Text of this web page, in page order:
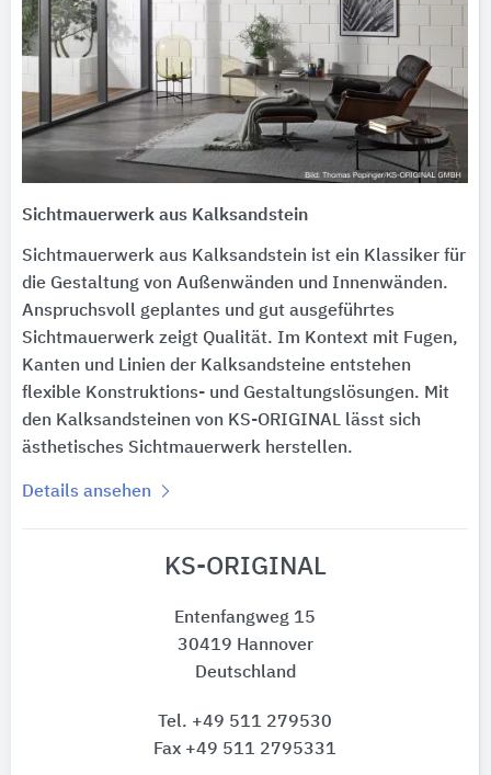
Sichtmauerwerk aus Kalksandstein
Sichtmauerwerk aus Kalksandstein ist ein Klassiker für
die Gestaltung von Außenwänden und Innenwänden.
Anspruchsvoll geplantes und gut ausgeführtes
Sichtmauerwerk zeigt Qualität. Im Kontext mit Fugen,
Kanten und Linien der Kalksandsteine entstehen
flexible Konstruktions- und Gestaltungslösungen. Mit
den Kalksandsteinen von KS-ORIGINAL lässt sich
ästhetisches Sichtmauerwerk herstellen.
Details ansehen
KS-ORIGINAL
Entenfangweg 15
30419 Hannover
Deutschland
Tel. +49 511 279530
Fax +49 511 2795331